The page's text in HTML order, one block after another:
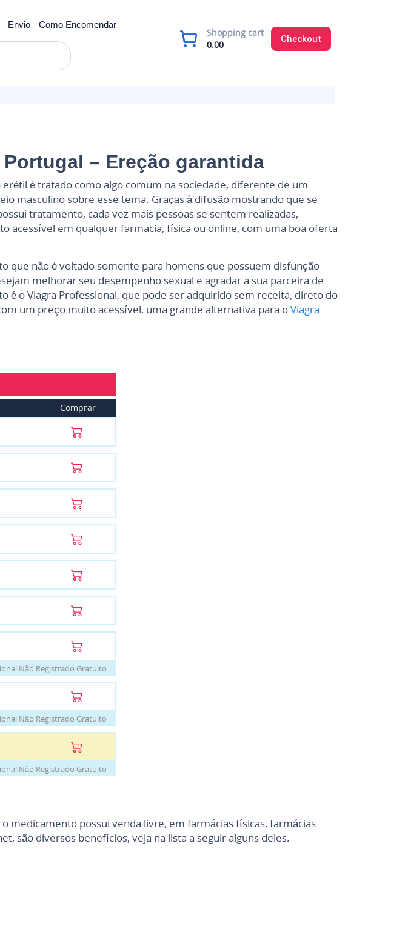
Shopping cart
0.00
Checkout
Envio Como Encomendar
– Ereção garantida
é tratado como algo comum na sociedade, diferente de um
masculino sobre esse tema. Graças à difusão mostrando que se
tratamento, cada vez mais pessoas se sentem realizadas,
acessível em qualquer farmacia, física ou online, com uma boa oferta
que não é voltado somente para homens que possuem disfunção
melhorar seu desempenho sexual e agradar a sua parceira de
é o Viagra Professional, que pode ser adquirido sem receita, direto do
um preço muito acessível, uma grande alternativa para oViagra
Comprar
Não Registrado Gratuito
Não Registrado Gratuito
Não Registrado Gratuito
medicamento possui venda livre, em farmácias físicas, farmácias
são diversos benefícios, veja na lista a seguir alguns deles.